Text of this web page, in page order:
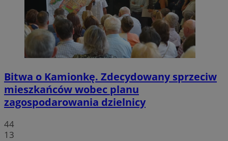
Bitwa o Kamionkę. Zdecydowany sprzeciw
mieszkańców wobec planu
zagospodarowania dzielnicy
44
13